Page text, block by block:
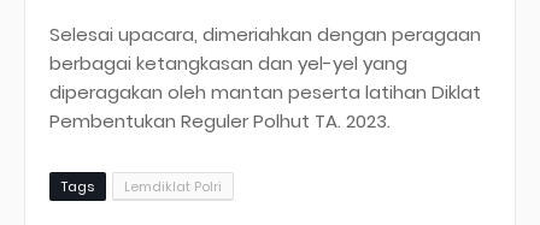
Selesai upacara, dimeriahkan dengan peragaan
berbagai ketangkasan dan yel-yel yang
diperagakan oleh mantan peserta latihan Diklat
Pembentukan Reguler Polhut TA. 2023.
Tags Lemdiklat Polri